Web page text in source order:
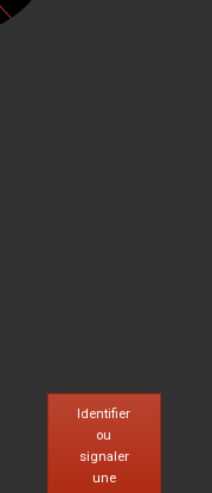
Identifier
ou
signaler
une